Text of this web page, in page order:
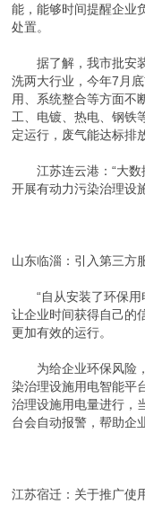
能，能够时间提醒企业
处置。
据了解，我市批安装
洗两大行业，今年7月
用、系统整合等方面不
工、电镀、热电、钢铁
定运行，废气能达标排
江苏连云港：“大数
开展有动力污染治理设
山东临淄：引入第三方
“自从安装了环保用
让企业时间获得自己的
更加有效的运行。
为给企业环保风险，
染治理设施用电智能平
治理设施用电量进行，
台会自动报警，帮助企
江苏宿迁：关于推广使